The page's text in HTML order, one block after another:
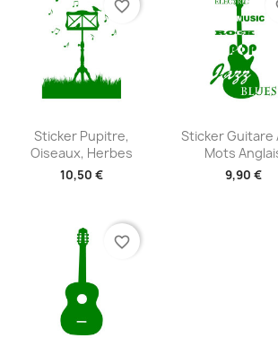
Aperçu rapide
+2
Sticker Pupitre,
Oiseaux, Herbes
10,50 €
favorite_border
Aperçu
+2
Sticker Guitare
Mots
9,90 €
favorite_border